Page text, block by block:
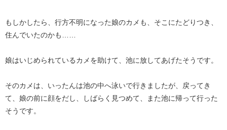
もしかしたら、行方不明になった娘のカメも、そこにたどりつき、
住んでいたのかも……
娘はいじめられているカメを助けて、池に放してあげたそうです。
そのカメは、いったんは池の中へ泳いで行きましたが、戻ってき
て、娘の前に顔をだし、しばらく見つめて、また池に帰って行った
そうです。